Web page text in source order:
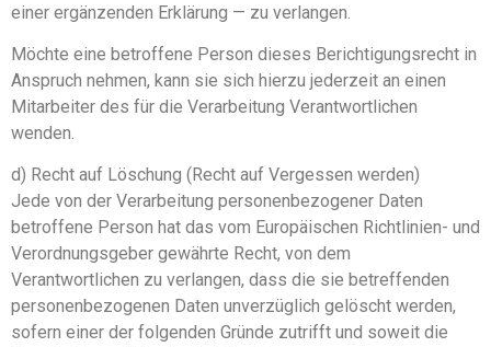
einer ergänzenden Erklärung — zu verlangen.
Möchte eine betroffene Person dieses Berichtigungsrecht in
Anspruch nehmen, kann sie sich hierzu jederzeit an einen
Mitarbeiter des für die Verarbeitung Verantwortlichen
wenden.
d) Recht auf Löschung (Recht auf Vergessen werden)
Jede von der Verarbeitung personenbezogener Daten
betroffene Person hat das vom Europäischen Richtlinien- und
Verordnungsgeber gewährte Recht, von dem
Verantwortlichen zu verlangen, dass die sie betreffenden
personenbezogenen Daten unverzüglich gelöscht werden,
sofern einer der folgenden Gründe zutrifft und soweit die